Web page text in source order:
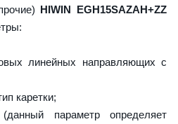
HIWIN EGH15SAZAH+ZZ
линейных направляющих с
каретки;
параметр определяет